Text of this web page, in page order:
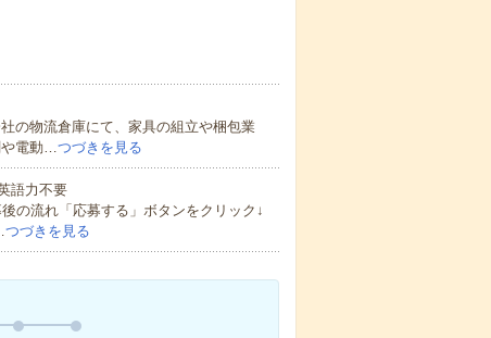
の物流倉庫にて、家具の組立や梱包業
や電動…つづきを見る
語力不要
の流れ「応募する」ボタンをクリック↓
つづきを見る